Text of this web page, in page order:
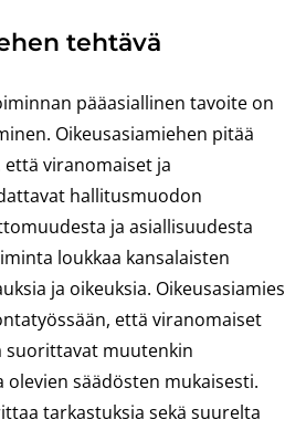
tehtävä
pääasiallinen tavoite on
Oikeusasiamiehen pitää
viranomaiset ja
hallitusmuodon
ja asiallisuudesta
loukkaa kansalaisten
ja oikeuksia. Oikeusasiamies
että viranomaiset
suorittavat muutenkin
olevien säädösten mukaisesti.
tarkastuksia sekä suurelta